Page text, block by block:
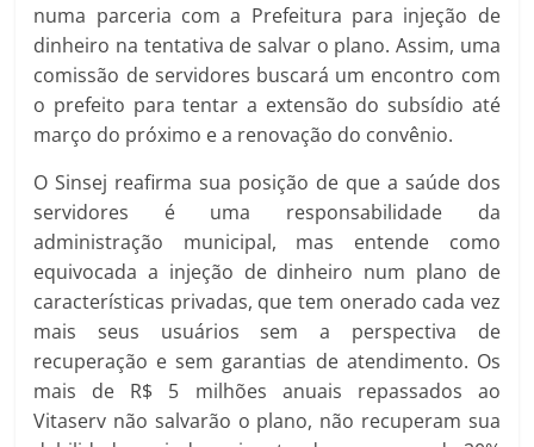
numa parceria com a Prefeitura para injeção de
dinheiro na tentativa de salvar o plano. Assim, uma
comissão de servidores buscará um encontro com
o prefeito para tentar a extensão do subsídio até
março do próximo e a renovação do convênio.
O Sinsej reafirma sua posição de que a saúde dos
servidores é uma responsabilidade da
administração municipal, mas entende como
equivocada a injeção de dinheiro num plano de
características privadas, que tem onerado cada vez
mais seus usuários sem a perspectiva de
recuperação e sem garantias de atendimento. Os
mais de R$ 5 milhões anuais repassados ao
Vitaserv não salvarão o plano, não recuperam sua